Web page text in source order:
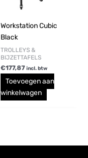
Workstation Cubic
Black
TROLLEYS &
BIJZETTAFELS
€177,87 incl. btw
Toevoegen aan
winkelwagen